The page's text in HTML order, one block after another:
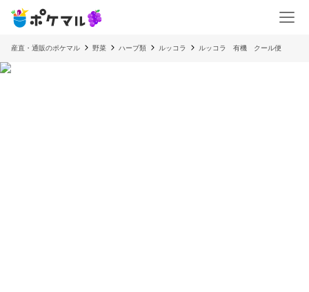
産直・通販のポケマル 野菜 ハーブ類 ルッコラ ルッコラ 有機 クール便